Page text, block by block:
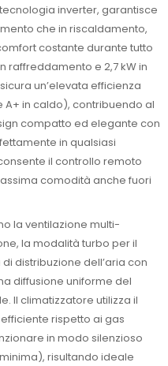
inverter, garantisce
che in riscaldamento,
costante durante tutto
raffreddamento e 2,7 kW in
un’elevata efficienza
in caldo), contribuendo al
compatto ed elegante con
in qualsiasi
il controllo remoto
comodità anche fuori
la ventilazione multi-
la modalità turbo per il
distribuzione dell’aria con
diffusione uniforme del
Il climatizzatore utilizza il
rispetto ai gas
in modo silenzioso
risultando ideale